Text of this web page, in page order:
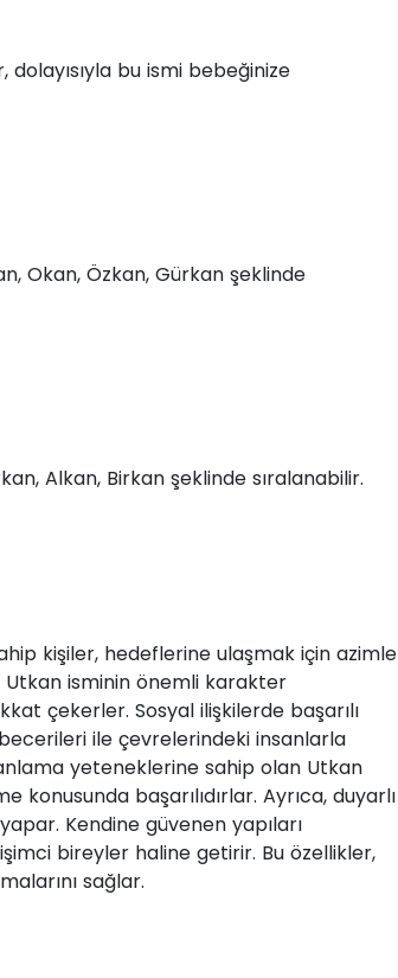
bu ismi bebeğinize
Okan, Özkan, Gürkan şeklinde
Alkan, Birkan şeklinde sıralanabilir.
kişiler, hedeflerine ulaşmak için azimle
Utkan isminin önemli karakter
çekerler. Sosyal ilişkilerde başarılı
ile çevrelerindeki insanlarla
yeteneklerine sahip olan Utkan
başarılıdırlar. Ayrıca, duyarlı
Kendine güvenen yapıları
bireyler haline getirir. Bu özellikler,
sağlar.